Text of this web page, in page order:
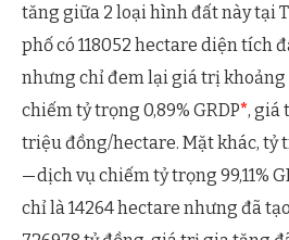
tăng giữa 2 loại hình đất này tại
phố có 118052 hectare diện tích
nhưng chỉ đem lại giá trị khoảng
chiếm tỷ trọng 0,89% GRDP*, giá
triệu đồng/hectare. Mặt khác, tỷ
— dịch vụ chiếm tỷ trọng 99,11%
chỉ là 14264 hectare nhưng đã